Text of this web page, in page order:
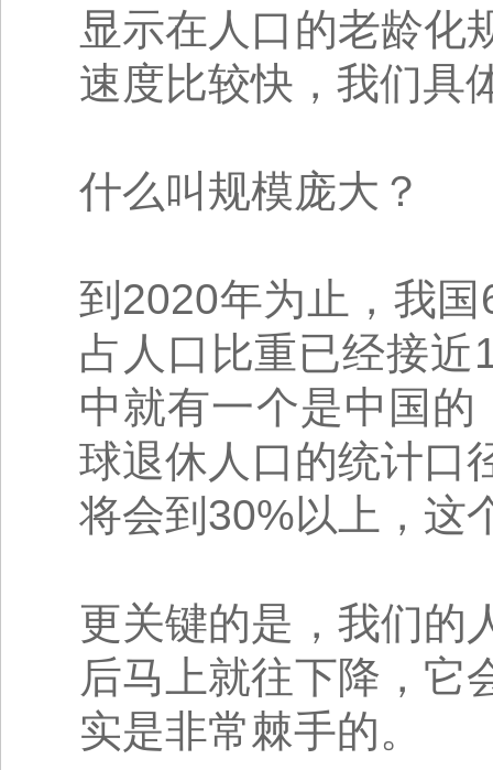
显示在人口的老龄化
速度比较快，我们具
什么叫规模庞大？
到2020年为止，我
占人口比重已经接
中就有一个是中国
球退休人口的统计口
将会到30%以上，这
更关键的是，我们的
后马上就往下降，它
实是非常棘手的。